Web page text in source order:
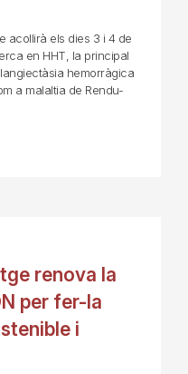
acollirà els dies 3 i 4 de
en HHT, la principal
hemorràgica
a malaltia de Rendu-
renova la
per fer-la
i